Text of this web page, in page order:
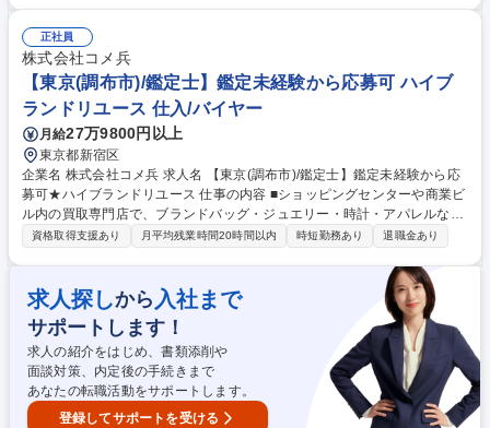
電話対応（商品に関する問い合わせ） 【入社後】当社には、教育専門部署
があり、座学やロールプレイング等、テキストを用いて仕事の基礎・スキ
ルを1から学べる教育・研修を用意しています！研修後も協力体制のも
と、店舗に立つためご安心ください。 募集職種 【一宮市/鑑定士】鑑定未
経験から応募可★ハイブランドリユース
正社員
株式会社コメ兵
【東京(調布市)/鑑定士】鑑定未経験から応募可 ハイブ
ランドリユース 仕入/バイヤー
月給27万9800円以上
東京都新宿区
企業名 株式会社コメ兵 求人名 【東京(調布市)/鑑定士】鑑定未経験から応
募可★ハイブランドリユース 仕事の内容 ■ショッピングセンターや商業ビ
ル内の買取専門店で、ブランドバッグ・ジュエリー・時計・アパレルなど
の査定・買取をお任せいたします。 ■バイヤーからコーポレート職まで、
買取の仕事全般をお任せします。時計/ブランドバッグ/ジュエリー/衣類な
ど、様々な品物の査定、買取をお願いします。業務を通してスキルアップ
が可能です。 【キャリアパスについて】商品センター/マーケティング/W
EB事業/教育/店舗開発/広報/人事/総務/経理/経営企画など、キャリアプラン
を実現するため、多彩なポジションへのキャリアチェンジが可能です。 募
集職種 【東京(調布市)/鑑定士】鑑定未経験から応募可★ハイブランドリユ
ース
資格取得支援あり 月平均残業時間20時間以内 時短勤務あり 退職金あり
求人探しから 入社まで
サポートします！
求人の紹介をはじめ、書類添削や
面談対策、内定後の手続きまで
あなたの転職活動をサポートします。
登録してサポートを受ける